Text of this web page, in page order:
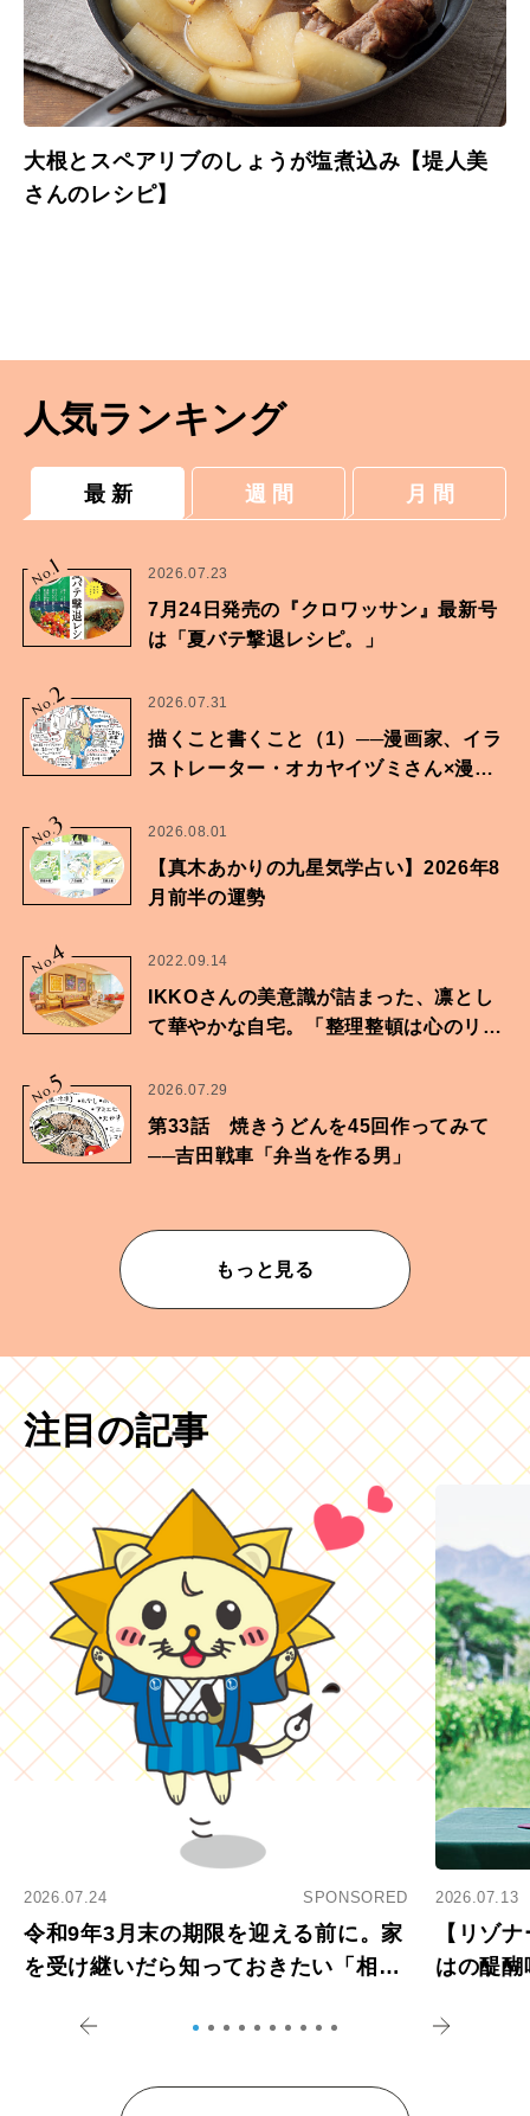
大根とスペアリブのしょうが塩煮込み【堤人美
さんのレシピ】
人気ランキング
最 新 週 間 月 間
No.
1 2026.07.23
7月24日発売の『クロワッサン』最新号
は「夏バテ撃退レシピ。」
No.2 2026.07.31
描くこと書くこと（1）──漫画家、イラ
ストレーター・オカヤイヅミさん×漫画
No.
3 2026.08.01
【真木あかりの九星気学占い】2026年8
月前半の運勢
No.
4 2022.09.14
IKKOさんの美意識が詰まった、凛とし
て華やかな自宅。「整理整頓は心のリズ
No.
5 2026.07.29
第33話 焼きうどんを45回作ってみて
──吉田戦車「弁当を作る男」
もっと見る
注目の記事
2026.07.24 SPONSORED
令和9年3月末の期限を迎える前に。家
を受け継いだら知っておきたい「相続
2026.07.13
【リゾ
はの醍